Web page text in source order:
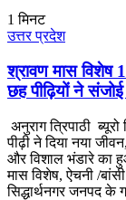
1 मिनट
उत्तर प्रदेश
श्रावण मास विशेष
छह पीढ़ियों ने
अनुराग त्रिपाठी
पीढ़ी ने दिया नया
और विशाल भंडारे का
मास विशेष, ऐचनी /
सिद्धार्थनगर जनपद के